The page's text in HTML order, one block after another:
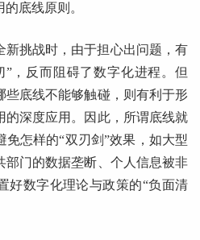
底线原则。
新挑战时，由于担心出问题，有
，反而阻碍了数字化进程。但
些底线不能够触碰，则有利于形
的深度应用。因此，所谓底线就
怎样的“双刃剑”效果，如大型
部门的数据垄断、个人信息被非
好数字化理论与政策的“负面清